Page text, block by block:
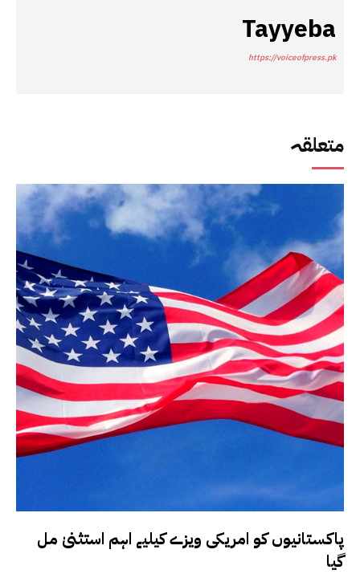
متعلقہ
پاکستانیوں کو امریکی ویزے کیلیے اہم استثنیٰ مل
گیا
Tayyeba
https://voiceofpress.pk